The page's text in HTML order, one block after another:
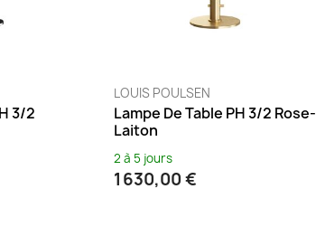
3/2
LOUIS POULSEN
Lampe De Table PH 3/2 Rose-
Laiton
2 à 5 jours
1 630,00 €